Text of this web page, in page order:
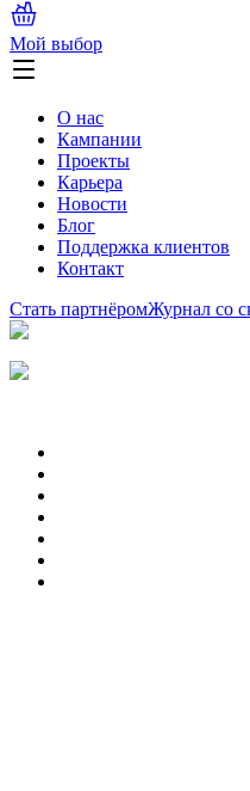
Мой выбор
О нас
Кампании
Проекты
Карьера
Новости
Блог
Поддержка клиентов
Контакт
Стать партнёромЖурнал со